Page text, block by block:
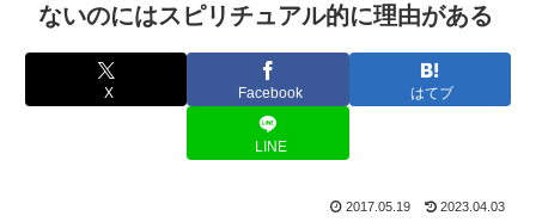
ないのにはスピリチュアル的に理由がある
X Facebook はてブ
LINE
2017.05.19 2023.04.03